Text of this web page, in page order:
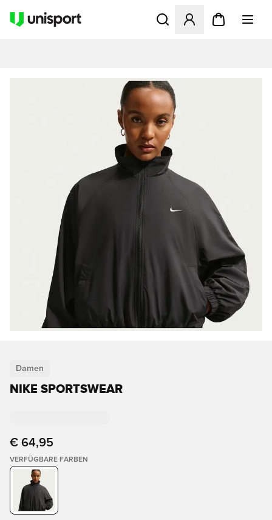
Öffnet ein Fenster zum
Damen
NIKE SPORTSWEAR
€ 64,95
VERFÜGBARE FARBEN